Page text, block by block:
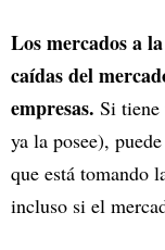
Los mercados a
caídas del
empresas. Si tiene
ya la posee),
que está tomando
incluso si el